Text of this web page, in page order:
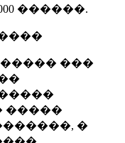
������.
���
�����
�